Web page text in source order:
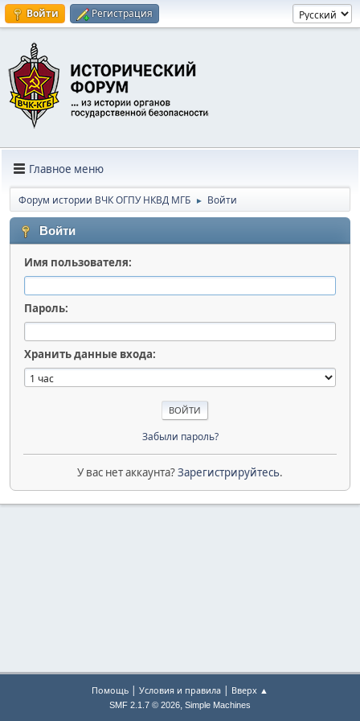
Войти Регистрация
Главное меню
Форум истории ВЧК ОГПУ НКВД МГБ ► Войти
Войти
Имя пользователя:
Пароль:
Хранить данные входа:
Забыли пароль?
У вас нет аккаунта?Зарегистрируйтесь.
Помощь | Условия и правила | Вверх ▲
SMF 2.1.7 © 2026, Simple Machines